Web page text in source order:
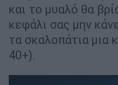
και το μυαλό θα
κεφάλι σας μην
τα σκαλοπάτια μια
40+).